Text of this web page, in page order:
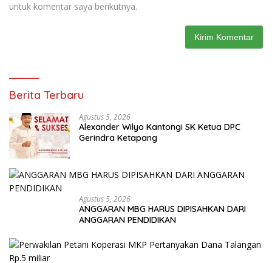
untuk komentar saya berikutnya.
Berita Terbaru
Agustus 5, 2026
Alexander Wilyo Kantongi SK Ketua DPC
Gerindra Ketapang
Agustus 5, 2026
ANGGARAN MBG HARUS DIPISAHKAN DARI
ANGGARAN PENDIDIKAN